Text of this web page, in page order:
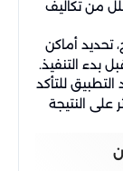
من تكاليف
تحديد أماكن
بدء التنفيذ.
للتأكد
النتيجة